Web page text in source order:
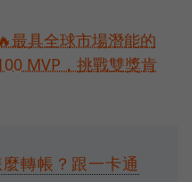
最具全球市場潛能的
MVP，挑戰雙獎肯
轉帳？跟一卡通